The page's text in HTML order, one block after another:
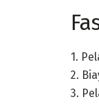
1.
2.
3.